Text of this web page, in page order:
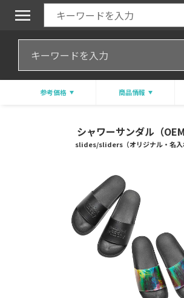
参考価格 商品情報
シャワーサンダル（OEM
slides/sliders（オリジナル・名入